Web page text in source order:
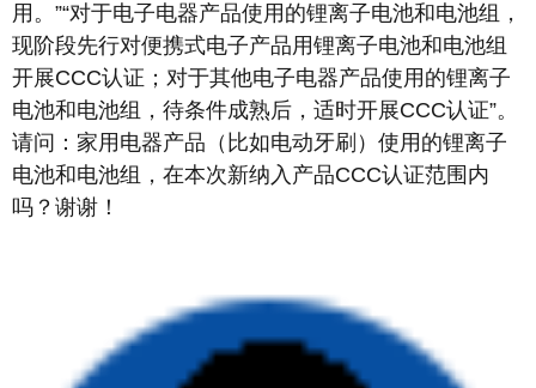
用。”“对于电子电器产品使用的锂离子电池和电池组，
现阶段先行对便携式电子产品用锂离子电池和电池组
开展CCC认证；对于其他电子电器产品使用的锂离子
电池和电池组，待条件成熟后，适时开展CCC认证”。
请问：家用电器产品（比如电动牙刷）使用的锂离子
电池和电池组，在本次新纳入产品CCC认证范围内
吗？谢谢！